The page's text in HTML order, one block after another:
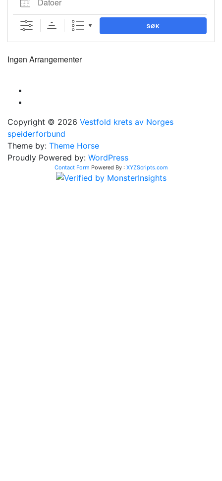
SØK
Ingen Arrangementer
Copyright © 2026 Vestfold krets av Norges
speiderforbund
Theme by: Theme Horse
Proudly Powered by: WordPress
Contact Form Powered By : XYZScripts.com